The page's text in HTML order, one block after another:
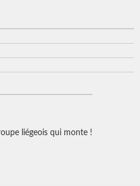
liégeois qui monte !